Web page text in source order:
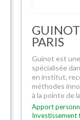
PARIS
Guinot est
spécialisée
en institut,
méthodes
à la pointe de
Apport